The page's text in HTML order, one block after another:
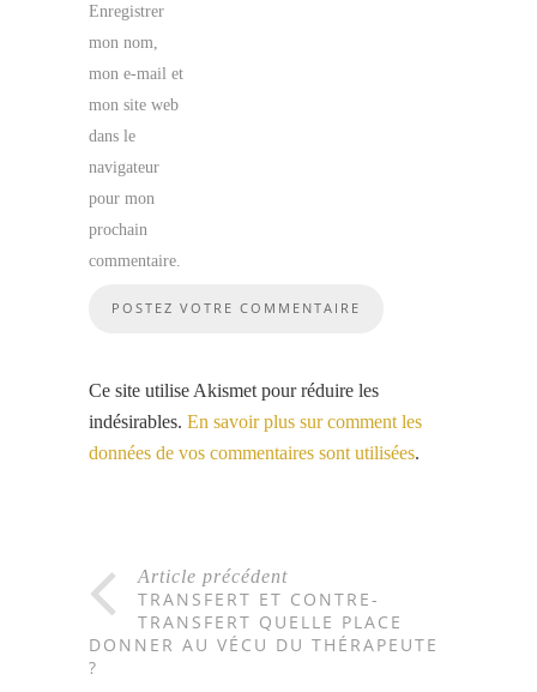
Enregistrer
mon nom,
mon e-mail et
mon site web
dans le
navigateur
pour mon
prochain
commentaire.
Ce site utilise Akismet pour réduire les
indésirables. En savoir plus sur comment les
données de vos commentaires sont utilisées.
Article précédent
TRANSFERT ET CONTRE-
TRANSFERT QUELLE PLACE
DONNER AU VÉCU DU THÉRAPEUTE
?